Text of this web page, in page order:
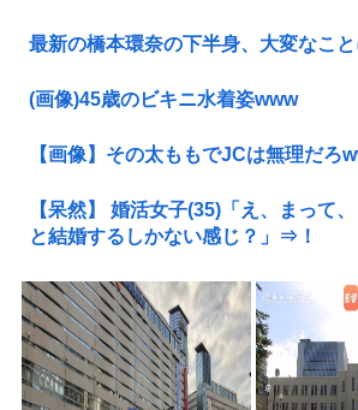
最新の橋本環奈の下半身、大変なこ
(画像)45歳のビキニ水着姿www
【画像】その太ももでJCは無理だろ
【呆然】 婚活女子(35)「え、まって
と結婚するしかない感じ？」⇒！